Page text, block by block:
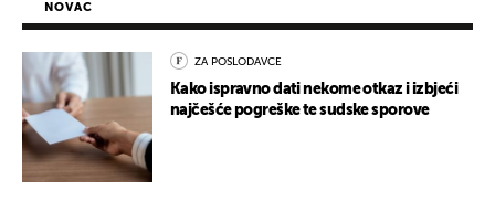
NOVAC
ZA POSLODAVCE
Kako ispravno dati nekome otkaz i izbjeći
najčešće pogreške te sudske sporove